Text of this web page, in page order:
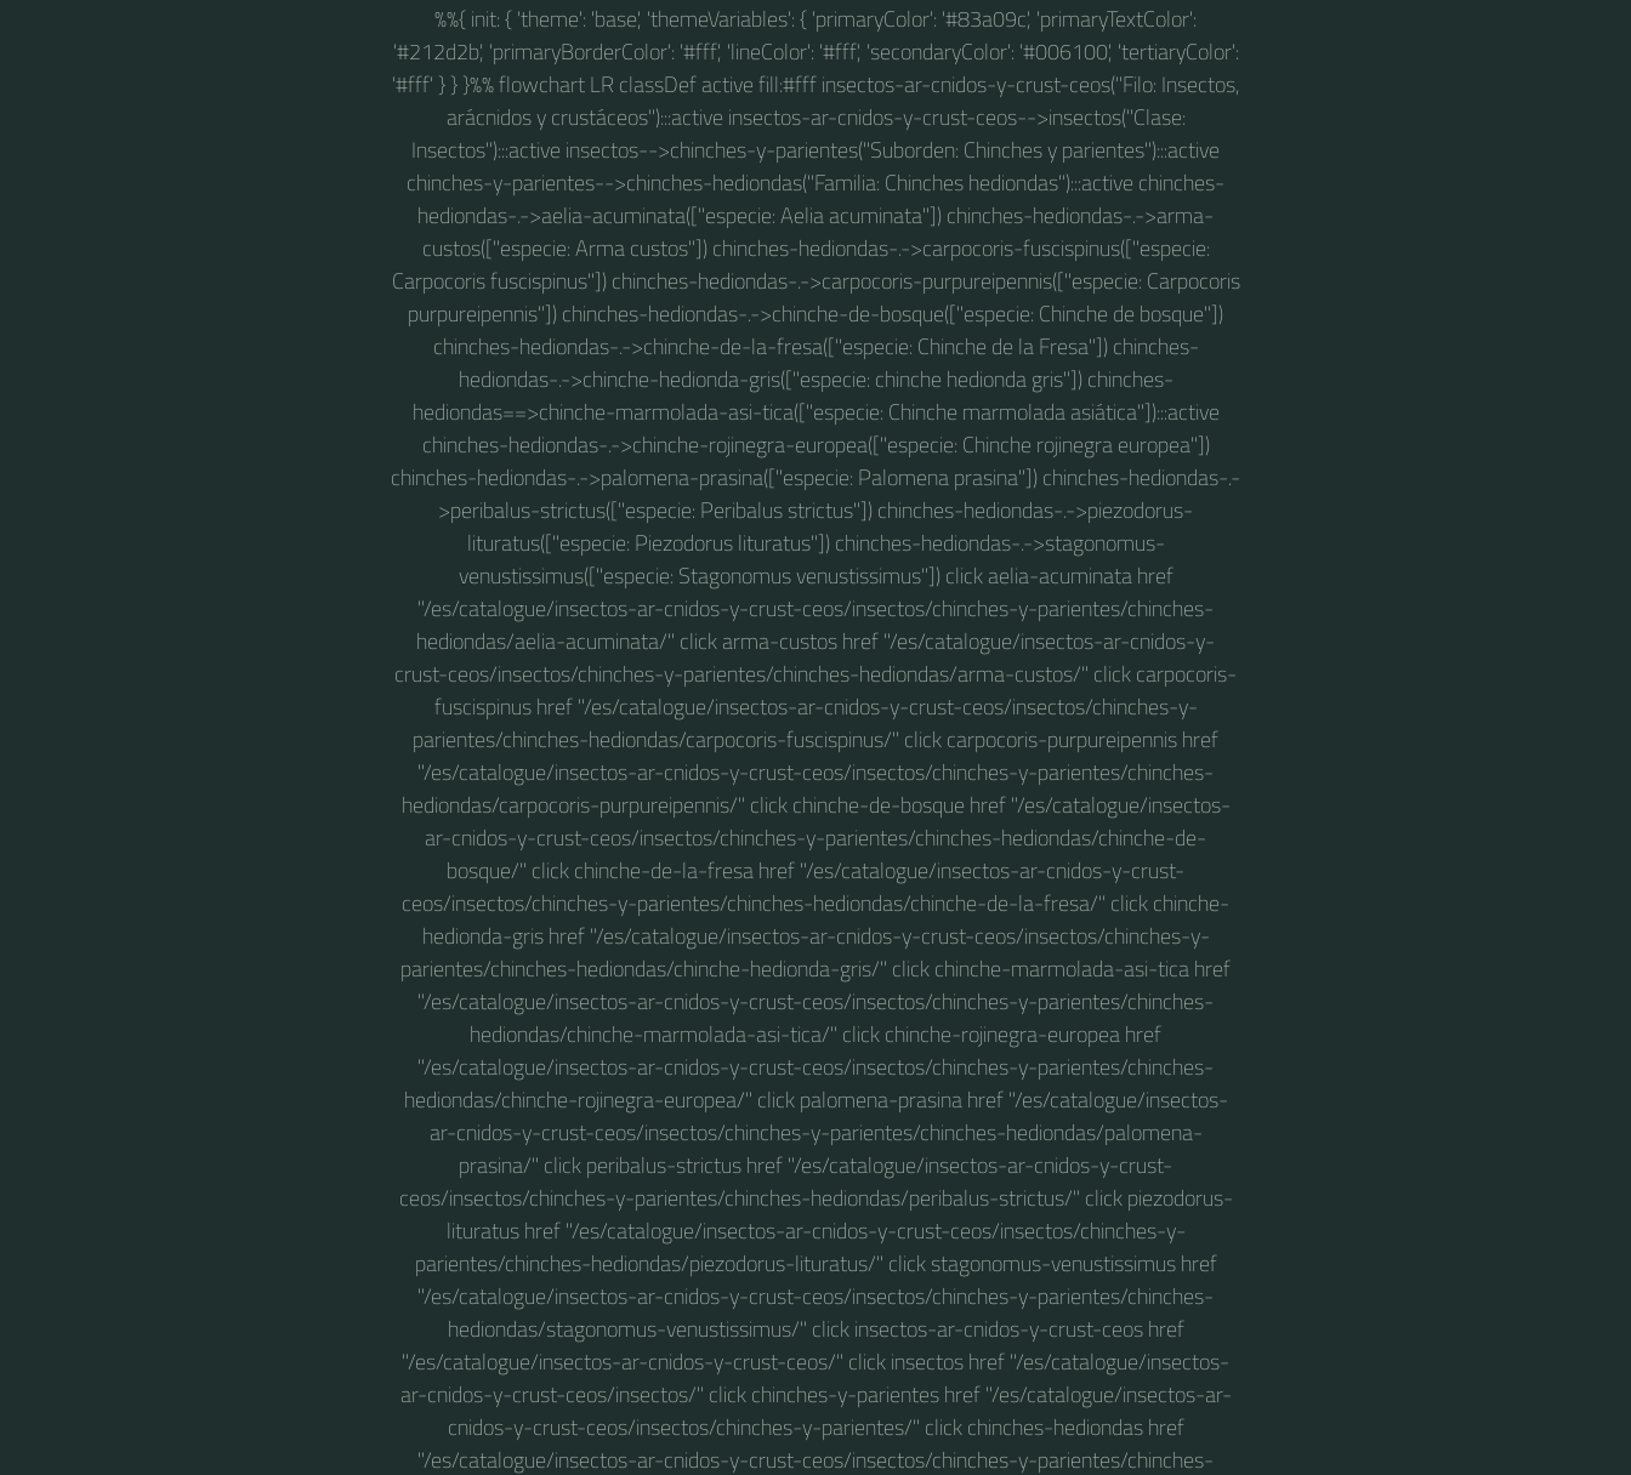
%%{ init: { 'theme': 'base', 'themeVariables': { 'primaryColor': '#83a09c', 'primaryTextColor':
'#212d2b', 'primaryBorderColor': '#fff', 'lineColor': '#fff', 'secondaryColor': '#006100', 'tertiaryColor':
'#fff' } } }%% flowchart LR classDef active fill:#fff insectos-ar-cnidos-y-crust-ceos("Filo: Insectos,
arácnidos y crustáceos"):::active insectos-ar-cnidos-y-crust-ceos-->insectos("Clase:
Insectos"):::active insectos-->chinches-y-parientes("Suborden: Chinches y parientes"):::active
chinches-y-parientes-->chinches-hediondas("Familia: Chinches hediondas"):::active chinches-
hediondas-.->aelia-acuminata(["especie: Aelia acuminata"]) chinches-hediondas-.->arma-
custos(["especie: Arma custos"]) chinches-hediondas-.->carpocoris-fuscispinus(["especie:
Carpocoris fuscispinus"]) chinches-hediondas-.->carpocoris-purpureipennis(["especie: Carpocoris
purpureipennis"]) chinches-hediondas-.->chinche-de-bosque(["especie: Chinche de bosque"])
chinches-hediondas-.->chinche-de-la-fresa(["especie: Chinche de la Fresa"]) chinches-
hediondas-.->chinche-hedionda-gris(["especie: chinche hedionda gris"]) chinches-
hediondas==>chinche-marmolada-asi-tica(["especie: Chinche marmolada asiática"]):::active
chinches-hediondas-.->chinche-rojinegra-europea(["especie: Chinche rojinegra europea"])
chinches-hediondas-.->palomena-prasina(["especie: Palomena prasina"]) chinches-hediondas-.-
>peribalus-strictus(["especie: Peribalus strictus"]) chinches-hediondas-.->piezodorus-
lituratus(["especie: Piezodorus lituratus"]) chinches-hediondas-.->stagonomus-
venustissimus(["especie: Stagonomus venustissimus"]) click aelia-acuminata href
"/es/catalogue/insectos-ar-cnidos-y-crust-ceos/insectos/chinches-y-parientes/chinches-
hediondas/aelia-acuminata/" click arma-custos href "/es/catalogue/insectos-ar-cnidos-y-
crust-ceos/insectos/chinches-y-parientes/chinches-hediondas/arma-custos/" click carpocoris-
fuscispinus href "/es/catalogue/insectos-ar-cnidos-y-crust-ceos/insectos/chinches-y-
parientes/chinches-hediondas/carpocoris-fuscispinus/" click carpocoris-purpureipennis href
"/es/catalogue/insectos-ar-cnidos-y-crust-ceos/insectos/chinches-y-parientes/chinches-
hediondas/carpocoris-purpureipennis/" click chinche-de-bosque href "/es/catalogue/insectos-
ar-cnidos-y-crust-ceos/insectos/chinches-y-parientes/chinches-hediondas/chinche-de-
bosque/" click chinche-de-la-fresa href "/es/catalogue/insectos-ar-cnidos-y-crust-
ceos/insectos/chinches-y-parientes/chinches-hediondas/chinche-de-la-fresa/" click chinche-
hedionda-gris href "/es/catalogue/insectos-ar-cnidos-y-crust-ceos/insectos/chinches-y-
parientes/chinches-hediondas/chinche-hedionda-gris/" click chinche-marmolada-asi-tica href
"/es/catalogue/insectos-ar-cnidos-y-crust-ceos/insectos/chinches-y-parientes/chinches-
hediondas/chinche-marmolada-asi-tica/" click chinche-rojinegra-europea href
"/es/catalogue/insectos-ar-cnidos-y-crust-ceos/insectos/chinches-y-parientes/chinches-
hediondas/chinche-rojinegra-europea/" click palomena-prasina href "/es/catalogue/insectos-
ar-cnidos-y-crust-ceos/insectos/chinches-y-parientes/chinches-hediondas/palomena-
prasina/" click peribalus-strictus href "/es/catalogue/insectos-ar-cnidos-y-crust-
ceos/insectos/chinches-y-parientes/chinches-hediondas/peribalus-strictus/" click piezodorus-
lituratus href "/es/catalogue/insectos-ar-cnidos-y-crust-ceos/insectos/chinches-y-
parientes/chinches-hediondas/piezodorus-lituratus/" click stagonomus-venustissimus href
"/es/catalogue/insectos-ar-cnidos-y-crust-ceos/insectos/chinches-y-parientes/chinches-
hediondas/stagonomus-venustissimus/" click insectos-ar-cnidos-y-crust-ceos href
"/es/catalogue/insectos-ar-cnidos-y-crust-ceos/" click insectos href "/es/catalogue/insectos-
ar-cnidos-y-crust-ceos/insectos/" click chinches-y-parientes href "/es/catalogue/insectos-ar-
cnidos-y-crust-ceos/insectos/chinches-y-parientes/" click chinches-hediondas href
"/es/catalogue/insectos-ar-cnidos-y-crust-ceos/insectos/chinches-y-parientes/chinches-